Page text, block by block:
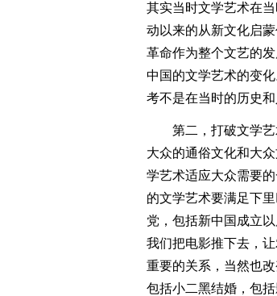
其实当时文学艺术在
动以来的从新文化启
革命作为整个文艺的
中国的文学艺术的变
考不是在当时的历史
第二，打破文学艺
大众的通俗文化和大
学艺术适应大众需要
的文学艺术要满足下
党，包括新中国成立
我们把电影推下去，
重要的关系，当然也
包括小二黑结婚，包